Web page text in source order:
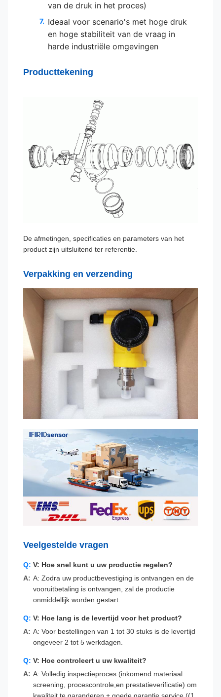
van de druk in het proces)
Ideaal voor scenario's met hoge druk
en hoge stabiliteit van de vraag in
harde industriële omgevingen
Producttekening
De afmetingen, specificaties en parameters van het
product zijn uitsluitend ter referentie.
Verpakking en verzending
Veelgestelde vragen
V: Hoe snel kunt u uw productie regelen?
A: Zodra uw productbevestiging is ontvangen en de
vooruitbetaling is ontvangen, zal de productie
onmiddellijk worden gestart.
V: Hoe lang is de levertijd voor het product?
A: Voor bestellingen van 1 tot 30 stuks is de levertijd
ongeveer 2 tot 5 werkdagen.
V: Hoe controleert u uw kwaliteit?
A: Volledig inspectieproces (inkomend materiaal
screening, procescontrole,en prestatieverificatie) om
kwaliteit te garanderen + goede garantie service ((1